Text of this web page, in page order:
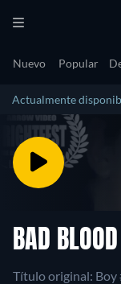
Nuevo Popular
Actualmente
BAD BLOOD
Título original: Boy